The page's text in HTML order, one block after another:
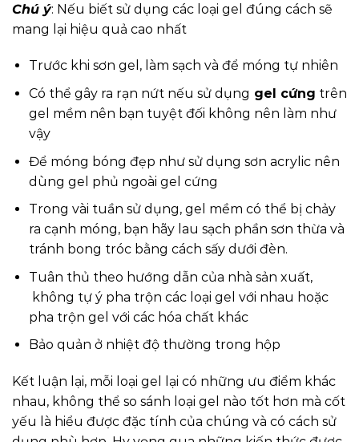
Chú ý: Nếu biết sử dụng các loại gel đúng cách sẽ
mang lại hiệu quả cao nhất
Trước khi sơn gel, làm sạch và để móng tự nhiên
Có thể gây ra rạn nứt nếu sử dụng gel cứng trên
gel mềm nên bạn tuyệt đối không nên làm như
vậy
Để móng bóng đẹp như sử dụng sơn acrylic nên
dùng gel phủ ngoài gel cứng
Trong vài tuần sử dụng, gel mềm có thể bị chảy
ra cạnh móng, bạn hãy lau sạch phần sơn thừa và
tránh bong tróc bằng cách sấy dưới đèn.
Tuân thủ theo hướng dẫn của nhà sản xuất,
không tự ý pha trộn các loại gel với nhau hoặc
pha trộn gel với các hóa chất khác
Bảo quản ở nhiệt độ thường trong hộp
Kết luận lại, mỗi loại gel lại có những ưu điểm khác
nhau, không thể so sánh loại gel nào tốt hơn mà cốt
yếu là hiểu được đặc tính của chúng và có cách sử